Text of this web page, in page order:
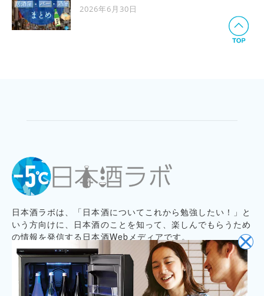
2026年6月30日
日本酒ラボは、「日本酒についてこれから勉強したい！」と
いう方向けに、日本酒のことを知って、楽しんでもらうため
の情報を発信する日本酒Webメディアです。